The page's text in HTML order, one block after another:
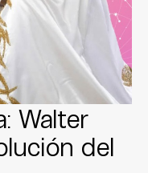
Walter
del